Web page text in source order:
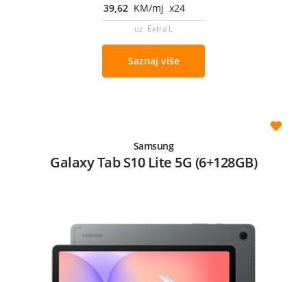
39,62 KM/mj x24
uz Extra L
Saznaj više
Samsung
Galaxy Tab S10 Lite 5G (6+128GB)